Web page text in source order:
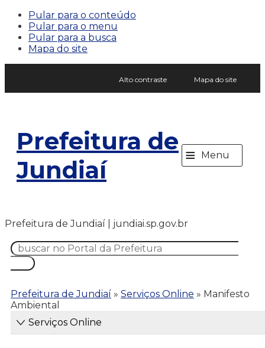
Pular para o conteúdo
Pular para o menu
Pular para a busca
Mapa do site
Alto contraste Mapa do site
Prefeitura de
Jundiaí
≡ Menu
Prefeitura de Jundiaí | jundiai.sp.gov.br
Prefeitura de Jundiaí » Serviços Online » Manifesto
Ambiental
Serviços Online